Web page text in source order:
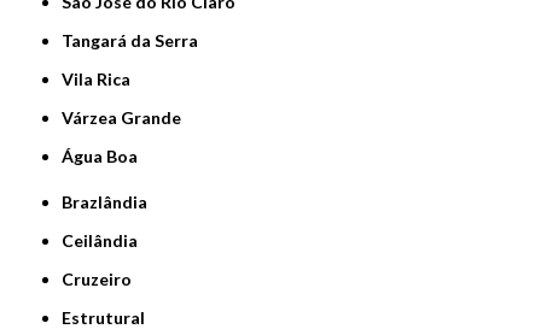
Tangará da Serra
Vila Rica
Várzea Grande
Água Boa
Brazlândia
Ceilândia
Cruzeiro
Estrutural